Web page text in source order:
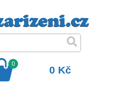
0
0 Kč